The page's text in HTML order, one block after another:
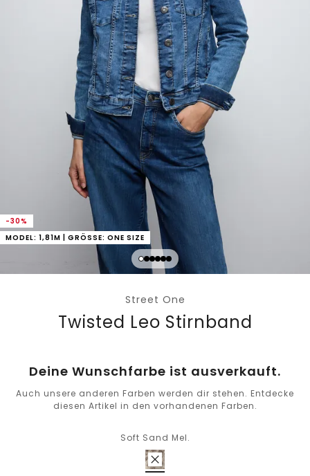
-30%
MODEL: 1,81M | GRÖSSE: ONE SIZE
Street One
Twisted Leo Stirnband
Deine Wunschfarbe ist ausverkauft.
Auch unsere anderen Farben werden dir stehen. Entdecke
diesen Artikel in den vorhandenen Farben.
Soft Sand Mel.